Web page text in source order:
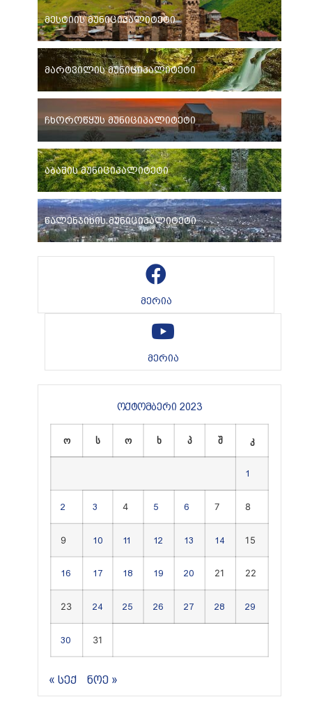
მესტიის მუნიციპალიტეტი
მარტვილის მუნიციპალიტეტი
ჩხოროწყუს მუნიციპალიტეტი
აბაშის მუნიციპალიტეტი
წალენჯიხის მუნიციპალიტეტი
მერია
მერია
ოქტომბერი 2023
ო ს ო ხ პ შ კ
1
2 3 4 5 6 7 8
9 10 11 12 13 14 15
16 17 18 19 20 21 22
23 24 25 26 27 28 29
30 31
« სექ ნოე »